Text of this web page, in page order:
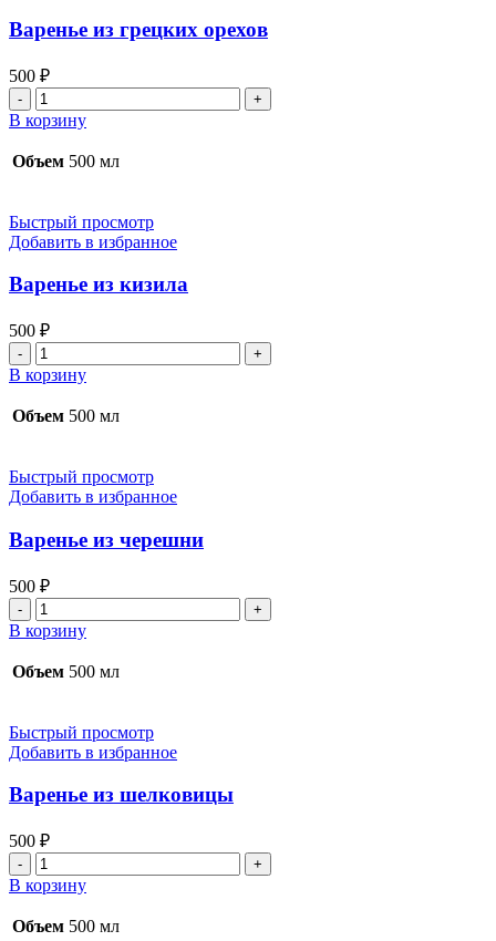
Варенье из грецких орехов
500 ₽
Количество
товара
Варенье
из
В корзину
Объем 500 мл
Быстрый просмотр
Добавить в избранное
Варенье из кизила
500 ₽
Количество
товара
Варенье
из
В корзину
Объем 500 мл
Быстрый просмотр
Добавить в избранное
Варенье из черешни
500 ₽
Количество
товара
Варенье
из
В корзину
Объем 500 мл
Быстрый просмотр
Добавить в избранное
Варенье из шелковицы
500 ₽
Количество
товара
Варенье
из
В корзину
Объем 500 мл